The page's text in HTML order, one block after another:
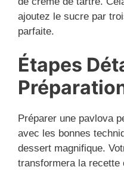
ajoutez le sucre par
parfaite.
Étapes
Préparer une pavlova
avec les bonnes
dessert magnifique.
transformera la recette